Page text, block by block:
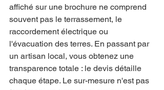
affiché sur une brochure ne comprend
souvent pas le terrassement, le
raccordement électrique ou
l'évacuation des terres. En passant par
un artisan local, vous obtenez une
transparence totale : le devis détaille
chaque étape. Le sur-mesure n'est pas